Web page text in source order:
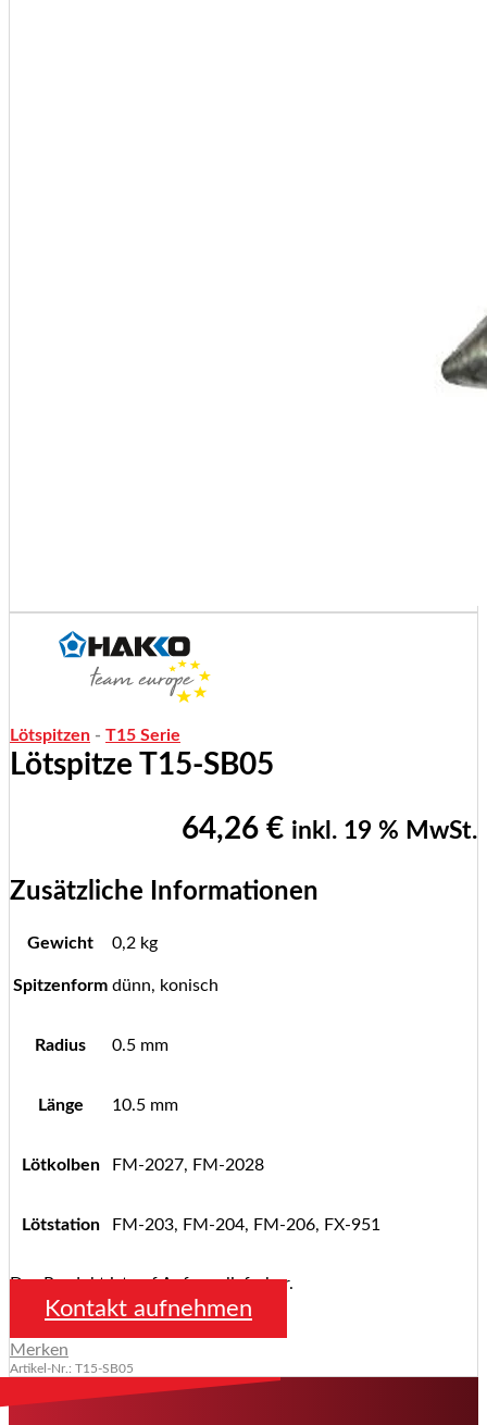
Lötspitzen - T15 Serie
Lötspitze T15-SB05
64,26 € inkl. 19 % MwSt.
Zusätzliche Informationen
Gewicht 0,2 kg
Spitzenform dünn, konisch
Radius 0.5 mm
Länge 10.5 mm
Lötkolben FM-2027, FM-2028
Lötstation FM-203, FM-204, FM-206, FX-951
Das Produkt ist auf Anfrage lieferbar.
Kontakt aufnehmen
Merken
Artikel-Nr.: T15-SB05